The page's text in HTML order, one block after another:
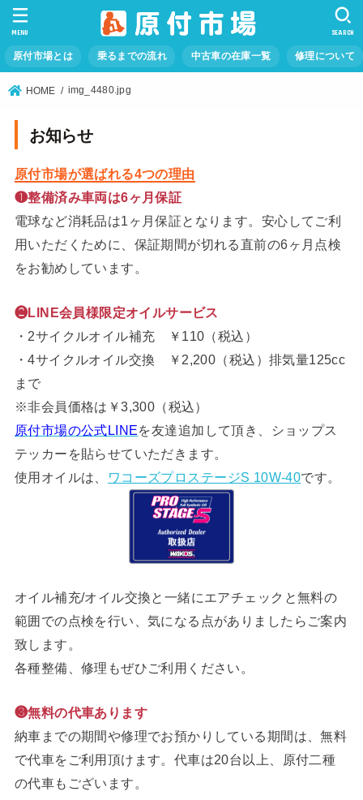
原付市場とは 乗るまでの流れ 中古車の在庫一覧 修理について
SEARCH
MENU
HOME img_4480.jpg
お知らせ
原付市場が選ばれる4つの理由
❶整備済み車両は6ヶ月保証
電球など消耗品は1ヶ月保証となります。安心してご利
用いただくために、保証期間が切れる直前の6ヶ月点検
をお勧めしています。
❷LINE会員様限定オイルサービス
・2サイクルオイル補充 ￥110（税込）
・4サイクルオイル交換 ￥2,200（税込）排気量125cc
まで
※非会員価格は￥3,300（税込）
原付市場の公式LINEを友達追加して頂き、ショップス
テッカーを貼らせていただきます。
使用オイルは、
ワコーズプロステージS 10W-40です。
オイル補充/オイル交換と一緒にエアチェックと無料の
範囲での点検を行い、気になる点がありましたらご案内
致します。
各種整備、修理もぜひご利用ください。
❸無料の代車あります
納車までの期間や修理でお預かりしている期間は、無料
で代車をご利用頂けます。代車は20台以上、原付二種
の代車もございます。